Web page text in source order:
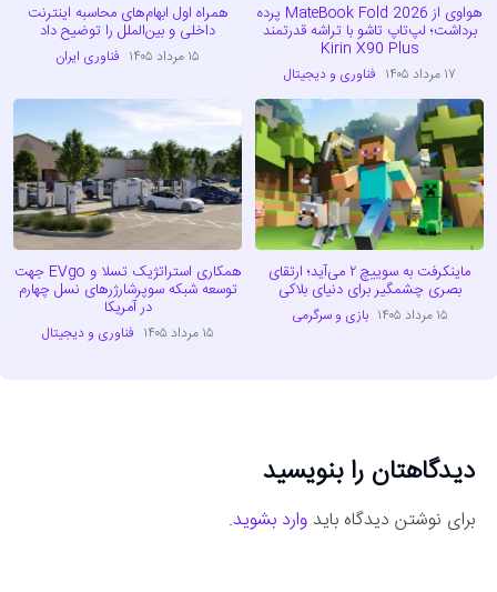
هواوی از MateBook Fold 2026 پرده
برداشت؛ لپ‌تاپ تاشو با تراشه قدرتمند
Kirin X90 Plus
۱۷ مرداد ۱۴۰۵ فناوری و دیجیتال
همراه اول ابهام‌های محاسبه اینترنت
داخلی و بین‌الملل را توضیح داد
۱۵ مرداد ۱۴۰۵ فناوری ایران
ماینکرفت به سوییچ ۲ می‌آید؛ ارتقای
بصری چشمگیر برای دنیای بلاکی
۱۵ مرداد ۱۴۰۵ بازی و سرگرمی
همکاری استراتژیک تسلا و EVgo جهت
توسعه شبکه سوپرشارژرهای نسل چهارم
در آمریکا
۱۵ مرداد ۱۴۰۵ فناوری و دیجیتال
دیدگاهتان را بنویسید
برای نوشتن دیدگاه باید وارد بشوید.